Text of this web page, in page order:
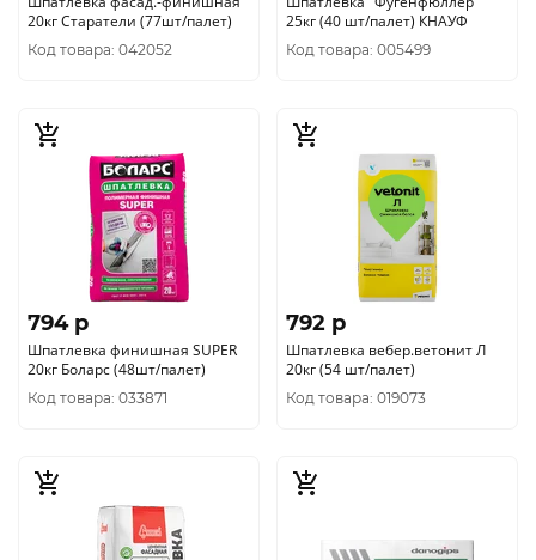
20кг Старатели (77шт/палет)
Код товара: 042052
25кг (40 шт/палет) КНАУФ
Код товара: 005499
794 p
Шпатлевка финишная SUPER
20кг Боларс (48шт/палет)
Код товара: 033871
792 p
Шпатлевка вебер.ветонит Л
20кг (54 шт/палет)
Код товара: 019073